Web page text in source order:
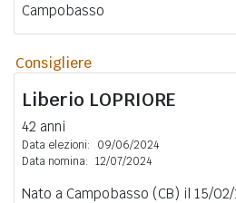
Campobasso
Consigliere
Liberio LOPRIORE
42 anni
Data elezioni:
09/06/2024
Data nomina: 12/07/2024
Nato a Campobasso (CB) il 15/